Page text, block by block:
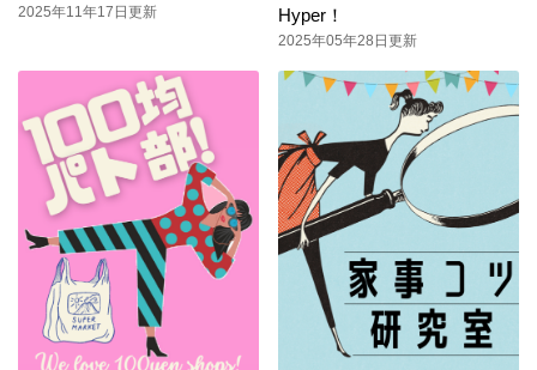
2025年11年17日更新
Hyper！
2025年05年28日更新